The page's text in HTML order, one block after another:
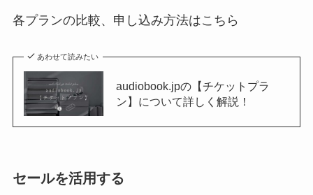
各プランの比較、申し込み方法はこちら
あわせて読みたい
audiobook.jpの【チケットプラ
ン】について詳しく解説！
セールを活用する